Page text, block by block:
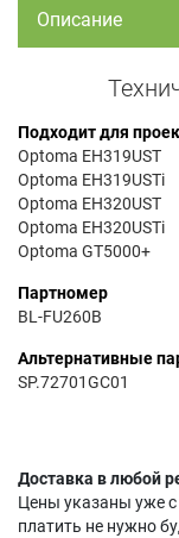
Описание
Подходит для
Optoma EH319UST
Optoma EH319USTi
Optoma EH320UST
Optoma EH320USTi
Optoma GT5000+
Партномер
BL-FU260B
Альтернативные
SP.72701GC01
Доставка в любой
Цены указаны уже с
платить не нужно